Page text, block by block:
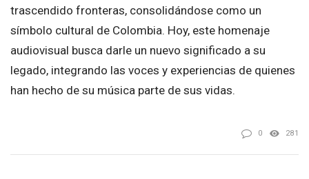
trascendido fronteras, consolidándose como un
símbolo cultural de Colombia. Hoy, este homenaje
audiovisual busca darle un nuevo significado a su
legado, integrando las voces y experiencias de quienes
han hecho de su música parte de sus vidas.
0 281